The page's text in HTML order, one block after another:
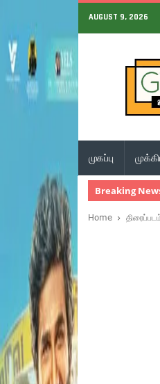
AUGUST 9, 2026
முகப்பு
Breaking
Home